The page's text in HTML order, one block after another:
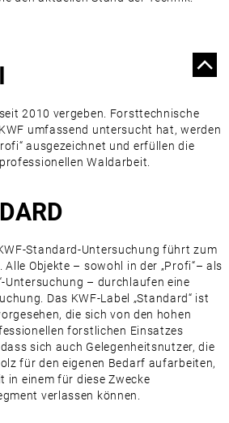
2010 vergeben. Forsttechnische
umfassend untersucht hat, werden
ausgezeichnet und erfüllen die
Waldarbeit.
Standard-Untersuchung führt zum
Alle Objekte – sowohl in der „Profi“– als
Untersuchung – durchlaufen eine
Das KWF-Label „Standard“ ist
die sich von den hohen
forstlichen Einsatzes
sich auch Gelegenheitsnutzer, die
für den eigenen Bedarf aufarbeiten,
in einem für diese Zwecke
verlassen können.